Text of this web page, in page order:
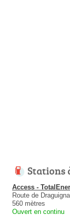
Stations
Access -
Route de
560 mètres
Ouvert en continu